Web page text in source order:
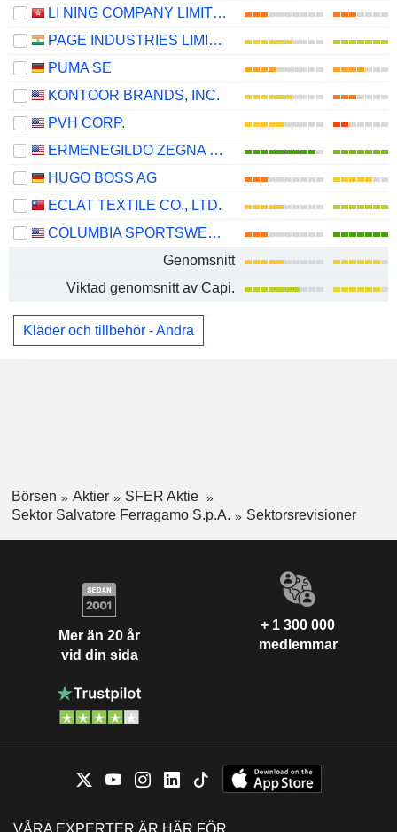
LI NING COMPANY LIMITED
PAGE INDUSTRIES LIMITED
PUMA SE
KONTOOR BRANDS, INC.
PVH CORP.
ERMENEGILDO ZEGNA N.V.
HUGO BOSS AG
ECLAT TEXTILE CO., LTD.
COLUMBIA SPORTSWEAR COMPANY
Genomsnitt
Viktad genomsnitt av Capi.
Kläder och tillbehör - Andra
Börsen Aktier
SFER Aktie
Sektor Salvatore Ferragamo S.p.A.
Sektorsrevisioner
Mer än 20 år
vid din sida
+ 1 300 000
medlemmar
VÅRA EXPERTER ÄR HÄR FÖR